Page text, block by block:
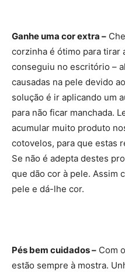
Ganhe uma cor extra –
corzinha é ótimo para tirar
conseguiu no escritório –
causadas na pele devido
solução é ir aplicando um
para não ficar manchada.
acumular muito produto
cotovelos, para que estas
Se não é adepta destes
que dão cor à pele. Assim
pele e dá-lhe cor.
Pés bem cuidados – Com
estão sempre à mostra.